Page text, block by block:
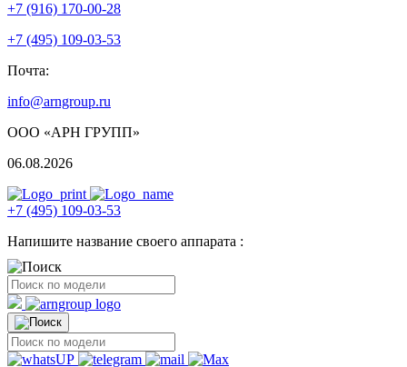
+7 (916) 170-00-28
+7 (495) 109-03-53
Почта:
info@arngroup.ru
ООО «АРН ГРУПП»
06.08.2026
+7 (495) 109-03-53
Напишите название своего аппарата :